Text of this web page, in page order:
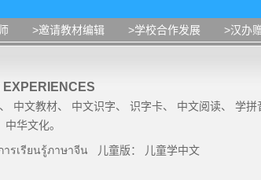
>邀请教材编辑 >学校合作发展 >汉办
、 中文教材、 中文识字、 识字卡、 中文阅读、 学拼
中华文化。
ารเรียนรู้ภาษาจีน 儿童版： 儿童学中文